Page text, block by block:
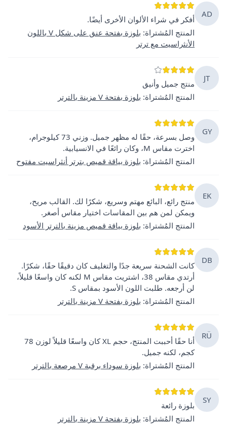
AD
أفكر في شراء الألوان الأخرى أيضًا.
المنتج المُشتراة:
بلوزة بفتحة عنق على شكل V باللون
الأنثراسيت مع ترتر
JT
منتج جميل وأنيق
المنتج المُشتراة: بلوزة بفتحة V مزينة بالترتر
GY
وصل بسرعة، حقًا له مظهر جميل. وزني 73 كيلوجرام،
اخترت مقاس M، وكان رائعًا في الانسيابية.
المنتج المُشتراة: بلوزة بياقة قميص بترتر أنثراسيت مفتوح
EK
منتج رائع، البائع مهتم وسريع، شكرًا لك. القالب مريح،
ويمكن لمن هم بين المقاسات اختيار مقاس أصغر.
المنتج المُشتراة: بلوزة بياقة قميص مزينة بالترتر الأسود
DB
كانت الشحنة سريعة جدًا والتغليف كان دقيقًا حقًا، شكرًا.
أرتدي مقاس 38، اشتريت مقاس M لكنه كان واسعًا قليلاً،
لن أرجعه. طلبت اللون الأسود بمقاس S.
المنتج المُشتراة: بلوزة بفتحة V مزينة بالترتر
RÜ
أنا حقًا أحببت المنتج، حجم XL كان واسعًا قليلاً لوزن 78
كجم، لكنه جميل.
المنتج المُشتراة: بلوزة سوداء برقبة V مرصعة بالترتر
SY
بلوزة رائعة
المنتج المُشتراة: بلوزة بفتحة V مزينة بالترتر